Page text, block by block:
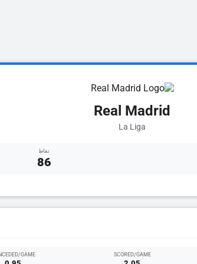
Real Madrid
La Liga
نقاط
86
SCORED/GAME
GAME